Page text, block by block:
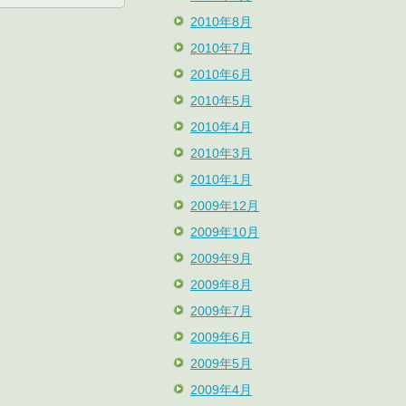
2010年8月
2010年7月
2010年6月
2010年5月
2010年4月
2010年3月
2010年1月
2009年12月
2009年10月
2009年9月
2009年8月
2009年7月
2009年6月
2009年5月
2009年4月